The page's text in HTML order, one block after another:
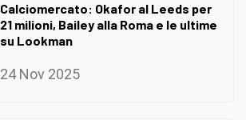
Calciomercato: Okafor al Leeds per
21 milioni, Bailey alla Roma e le ultime
su Lookman
24 Nov 2025